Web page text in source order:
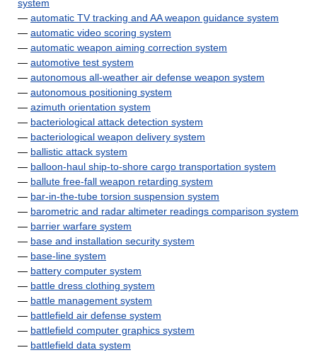
system
— automatic TV tracking and AA weapon guidance system
— automatic video scoring system
— automatic weapon aiming correction system
— automotive test system
— autonomous all-weather air defense weapon system
— autonomous positioning system
— azimuth orientation system
— bacteriological attack detection system
— bacteriological weapon delivery system
— ballistic attack system
— balloon-haul ship-to-shore cargo transportation system
— ballute free-fall weapon retarding system
— bar-in-the-tube torsion suspension system
— barometric and radar altimeter readings comparison system
— barrier warfare system
— base and installation security system
— base-line system
— battery computer system
— battle dress clothing system
— battle management system
— battlefield air defense system
— battlefield computer graphics system
— battlefield data system